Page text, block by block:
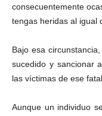
consecuentemente
tengas heridas al igual
Bajo esa
sucedido y sancionar
las víctimas de ese
Aunque un individuo